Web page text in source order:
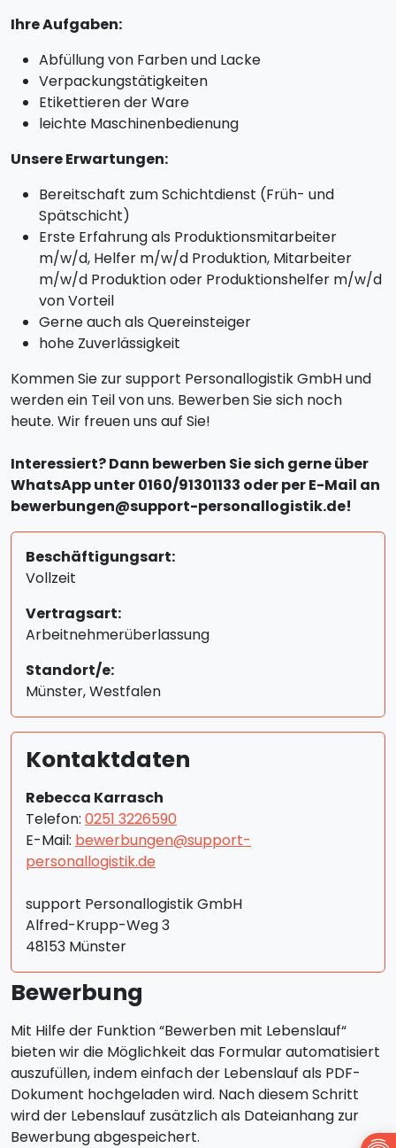
Ihre Aufgaben:
Abfüllung von Farben und Lacke
Verpackungstätigkeiten
Etikettieren der Ware
leichte Maschinenbedienung
Unsere Erwartungen:
Bereitschaft zum Schichtdienst (Früh- und
Spätschicht)
Erste Erfahrung als Produktionsmitarbeiter
m/w/d, Helfer m/w/d Produktion, Mitarbeiter
m/w/d Produktion oder Produktionshelfer m/w/d
von Vorteil
Gerne auch als Quereinsteiger
hohe Zuverlässigkeit
Kommen Sie zur support Personallogistik GmbH und
werden ein Teil von uns. Bewerben Sie sich noch
heute. Wir freuen uns auf Sie!
Interessiert? Dann bewerben Sie sich gerne über
WhatsApp unter 0160/91301133 oder per E-Mail an
bewerbungen@support-personallogistik.de!
Beschäftigungsart:
Vollzeit
Vertragsart:
Arbeitnehmerüberlassung
Standort/e:
Münster, Westfalen
Kontaktdaten
Rebecca Karrasch
Telefon: 0251 3226590
E-Mail: bewerbungen@support-
personallogistik.de
support Personallogistik GmbH
Alfred-Krupp-Weg 3
48153 Münster
Bewerbung
Mit Hilfe der Funktion “Bewerben mit Lebenslauf“
bieten wir die Möglichkeit das Formular automatisiert
auszufüllen, indem einfach der Lebenslauf als PDF-
Dokument hochgeladen wird. Nach diesem Schritt
wird der Lebenslauf zusätzlich als Dateianhang zur
Bewerbung abgespeichert.